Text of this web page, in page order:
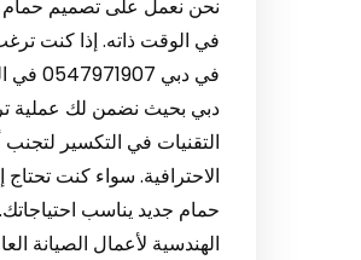
نحن نعمل على تصميم حمام
في
دبي بحيث نضمن لك عملية
التقنيات في التكسير
الاحترافية. سواء كنت
الهندسية لأعمال الصيانة